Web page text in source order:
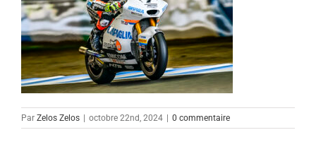
Par Zelos Zelos octobre 22nd, 2024 0 commentaire